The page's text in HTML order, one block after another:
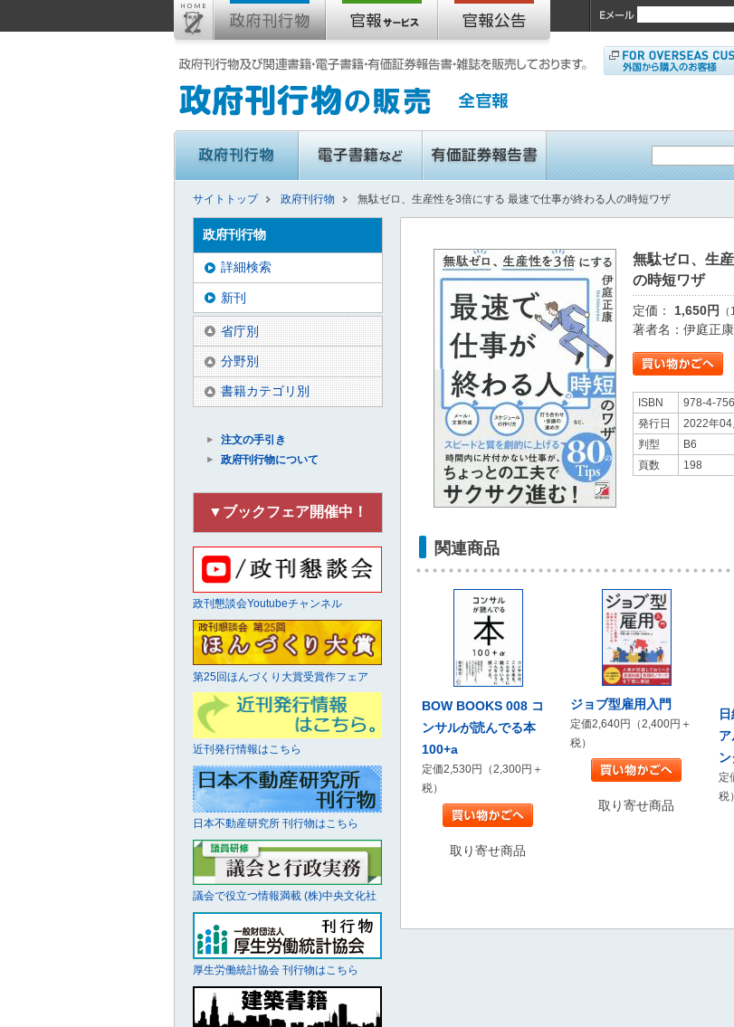
サイトトップ 政府刊行物 無駄ゼロ、生産性を3倍にする 最速で仕事が終わる人の時短ワザ
無駄ゼロ、生
の時短ワザ
定価： 1,650円
著者名：伊庭正
ISBN
978-4-
発行日
2022年04
判型
B6
頁数
198
関連商品
BOW BOOKS 008 コ
ンサルが読んでる本
100+a
定価2,530円（2,300円＋
税）
取り寄せ商品
ジョブ型雇用入門
定価2,640円（2,400円＋
税）
取り寄せ商品
定
税）
政府刊行物
詳細検索
新刊
省庁別
分野別
書籍カテゴリ別
注文の手引き
政府刊行物について
▼ブックフェア開催中！
政刊懇談会Youtubeチャンネル
第25回ほんづくり大賞受賞作フェア
近刊発行情報はこちら
日本不動産研究所 刊行物はこちら
議会で役立つ情報満載 (株)中央文化社
厚生労働統計協会 刊行物はこちら